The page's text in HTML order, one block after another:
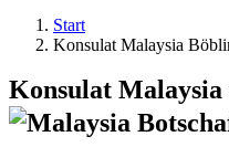
Start
Konsulat Malaysia
Konsulat